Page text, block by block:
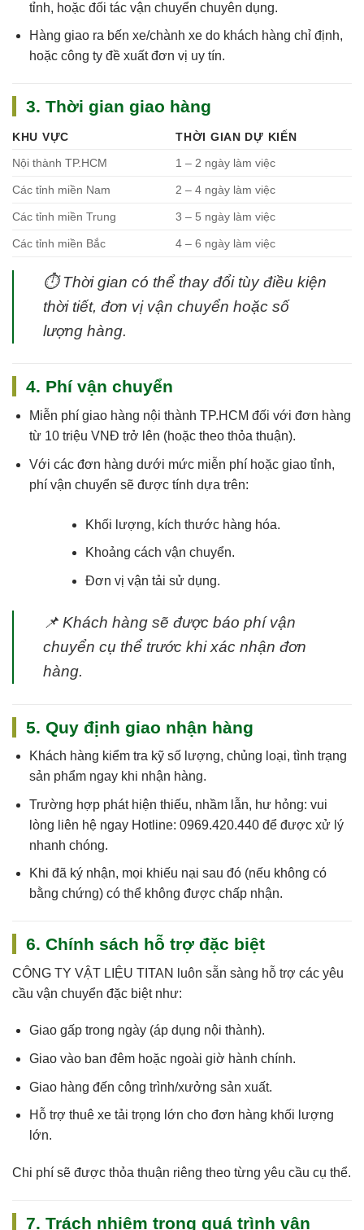
tỉnh, hoặc đối tác vận chuyển chuyên dụng.
Hàng giao ra bến xe/chành xe do khách hàng chỉ định,
hoặc công ty đề xuất đơn vị uy tín.
3. Thời gian giao hàng
KHU VỰC
THỜI GIAN DỰ KIẾN
Nội thành TP.HCM
1 – 2 ngày làm việc
Các tỉnh miền Nam 2 – 4 ngày làm việc
Các tỉnh miền Trung 3 – 5 ngày làm việc
Các tỉnh miền Bắc 4 – 6 ngày làm việc
⏱Thời gian có thể thay đổi tùy điều kiện
thời tiết, đơn vị vận chuyển hoặc số
lượng hàng.
4. Phí vận chuyển
Miễn phí giao hàng nội thành TP.HCM đối với đơn hàng
từ 10 triệu VNĐ trở lên (hoặc theo thỏa thuận).
Với các đơn hàng dưới mức miễn phí hoặc giao tỉnh,
phí vận chuyển sẽ được tính dựa trên:
Khối lượng, kích thước hàng hóa.
Khoảng cách vận chuyển.
Đơn vị vận tải sử dụng.
📌 Khách hàng sẽ được báo phí vận
chuyển cụ thể trước khi xác nhận đơn
hàng.
5. Quy định giao nhận hàng
Khách hàng kiểm tra kỹ số lượng, chủng loại, tình trạng
sản phẩm ngay khi nhận hàng.
Trường hợp phát hiện thiếu, nhầm lẫn, hư hỏng: vui
lòng liên hệ ngay Hotline: 0969.420.440để được xử lý
nhanh chóng.
Khi đã ký nhận, mọi khiếu nại sau đó (nếu không có
bằng chứng) có thể không được chấp nhận.
6. Chính sách hỗ trợ đặc biệt
CÔNG TY VẬT LIỆU TITAN
luôn sẵn sàng hỗ trợ các yêu
cầu vận chuyển đặc biệt như:
Giao gấp trong ngày (áp dụng nội thành).
Giao vào ban đêm hoặc ngoài giờ hành chính.
Giao hàng đến công trình/xưởng sản xuất.
Hỗ trợ thuê xe tải trọng lớn cho đơn hàng khối lượng
lớn.
Chi phí sẽ được thỏa thuận riêng theo từng yêu cầu cụ thể.
7. Trách nhiệm trong quá trình vận